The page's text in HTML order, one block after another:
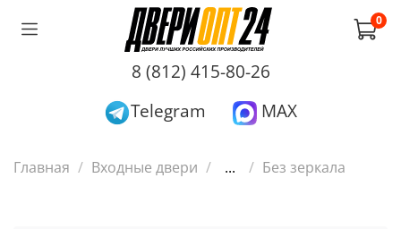
0
8 (812) 415-80-26
Telegram
MAX
Главная Входные двери ... Без зеркала